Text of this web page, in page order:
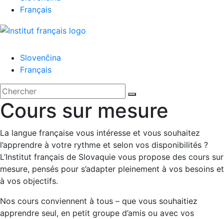
Français
Slovenčina
Français
'.__('Search').'
Fermer
Rechercher:
Cours sur mesure
La langue française vous intéresse et vous souhaitez
l’apprendre à votre rythme et selon vos disponibilités ?
L’Institut français de Slovaquie vous propose des cours sur
mesure, pensés pour s’adapter pleinement à vos besoins et
à vos objectifs.
Nos cours conviennent à tous – que vous souhaitiez
apprendre seul, en petit groupe d’amis ou avec vos